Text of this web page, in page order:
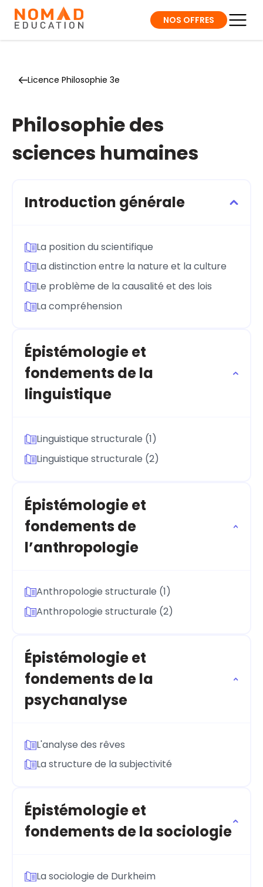
NOS OFFRES
Licence Philosophie 3e
Philosophie des
sciences humaines
Introduction générale
La position du scientifique
La distinction entre la nature et la culture
Le problème de la causalité et des lois
La compréhension
Épistémologie et
fondements de la
linguistique
Linguistique structurale (1)
Linguistique structurale (2)
Épistémologie et
fondements de
l’anthropologie
Anthropologie structurale (1)
Anthropologie structurale (2)
Épistémologie et
fondements de la
psychanalyse
L'analyse des rêves
La structure de la subjectivité
Épistémologie et
fondements de la sociologie
La sociologie de Durkheim